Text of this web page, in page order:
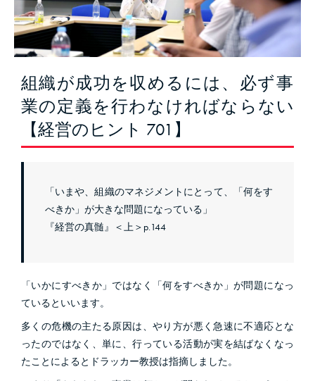
組織が成功を収めるには、必ず事
業の定義を行わなければならない
【経営のヒント 701】
「いまや、組織のマネジメントにとって、「何をす
べきか」が大きな問題になっている」
『経営の真髄』＜上＞p.144
「いかにすべきか」ではなく「何をすべきか」が問題になっ
ているといいます。
多くの危機の主たる原因は、やり方が悪く急速に不適応とな
ったのではなく、単に、行っている活動が実を結ばなくなっ
たことによるとドラッカー教授は指摘しました。